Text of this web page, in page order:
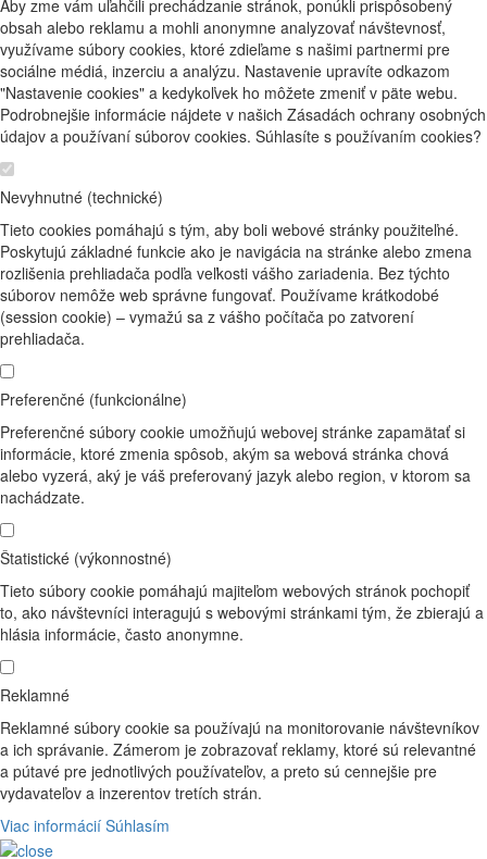
Aby zme vám uľahčili prechádzanie stránok, ponúkli prispôsobený
obsah alebo reklamu a mohli anonymne analyzovať návštevnosť,
využívame súbory cookies, ktoré zdieľame s našimi partnermi pre
sociálne médiá, inzerciu a analýzu. Nastavenie upravíte odkazom
"Nastavenie cookies" a kedykoľvek ho môžete zmeniť v päte webu.
Podrobnejšie informácie nájdete v našich Zásadách ochrany osobných
údajov a používaní súborov cookies. Súhlasíte s používaním cookies?
Nevyhnutné (technické)
Tieto cookies pomáhajú s tým, aby boli webové stránky použiteľné.
Poskytujú základné funkcie ako je navigácia na stránke alebo zmena
rozlišenia prehliadača podľa veľkosti vášho zariadenia. Bez týchto
súborov nemôže web správne fungovať. Používame krátkodobé
(session cookie) – vymažú sa z vášho počítača po zatvorení
prehliadača.
Preferenčné (funkcionálne)
Preferenčné súbory cookie umožňujú webovej stránke zapamätať si
informácie, ktoré zmenia spôsob, akým sa webová stránka chová
alebo vyzerá, aký je váš preferovaný jazyk alebo region, v ktorom sa
nachádzate.
Štatistické (výkonnostné)
Tieto súbory cookie pomáhajú majiteľom webových stránok pochopiť
to, ako návštevníci interagujú s webovými stránkami tým, že zbierajú a
hlásia informácie, často anonymne.
Reklamné
Reklamné súbory cookie sa používajú na monitorovanie návštevníkov
a ich správanie. Zámerom je zobrazovať reklamy, ktoré sú relevantné
a pútavé pre jednotlivých používateľov, a preto sú cennejšie pre
vydavateľov a inzerentov tretích strán.
Viac informácií Súhlasím